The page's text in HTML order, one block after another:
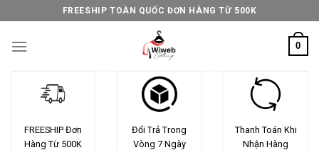
to
content
FREESHIP TOÀN QUỐC ĐƠN HÀNG TỪ 500K
0
FREESHIP Đơn
Hàng Từ 500K
Đổi Trả Trong
Vòng 7 Ngày
Thanh Toán Khi
Nhận Hàng